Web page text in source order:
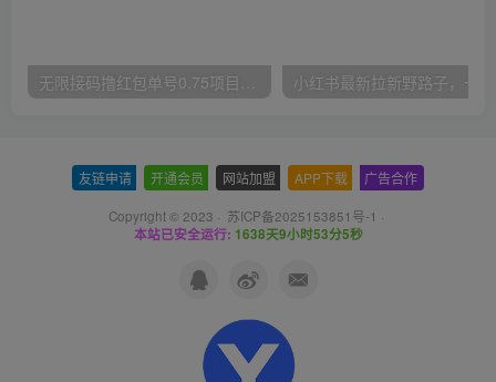
无限接码撸红包单号0.75项目无偿分享给你【揭秘】
友链申请 开通会员 网站加盟 APP下载 广告合作
Copyright © 2023 · 苏ICP备2025153851号-1 ·
本站已安全运行: 1638天9小时53分6秒